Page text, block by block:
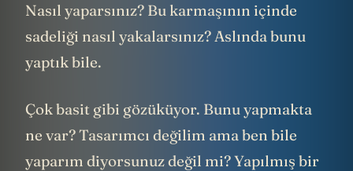
Nasıl yaparsınız? Bu karmaşının içinde
sadeliği nasıl yakalarsınız? Aslında bunu
yaptık bile.
Çok basit gibi gözüküyor. Bunu yapmakta
ne var? Tasarımcı değilim ama ben bile
yaparım diyorsunuz değil mi? Yapılmış bir